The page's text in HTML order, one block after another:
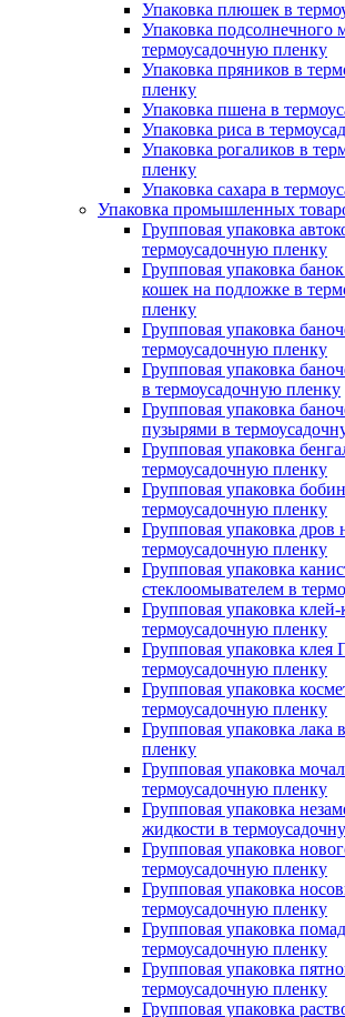
Упаковка плюшек в
Упаковка подсолнечного
термоусадочную пленку
Упаковка пряников в
пленку
Упаковка пшена в
Упаковка риса в
Упаковка рогаликов в
пленку
Упаковка сахара в
Упаковка промышленных
Групповая упаковка
термоусадочную пленку
Групповая упаковка
кошек на подложке в
пленку
Групповая упаковка
термоусадочную пленку
Групповая упаковка
в термоусадочную пленку
Групповая упаковка
пузырями в
Групповая упаковка
термоусадочную пленку
Групповая упаковка
термоусадочную пленку
Групповая упаковка дров
термоусадочную пленку
Групповая упаковка
стеклоомывателем в
Групповая упаковка
термоусадочную пленку
Групповая упаковка
термоусадочную пленку
Групповая упаковка
термоусадочную пленку
Групповая упаковка лака
пленку
Групповая упаковка
термоусадочную пленку
Групповая упаковка
жидкости в
Групповая упаковка
термоусадочную пленку
Групповая упаковка
термоусадочную пленку
Групповая упаковка
термоусадочную пленку
Групповая упаковка
термоусадочную пленку
Групповая упаковка